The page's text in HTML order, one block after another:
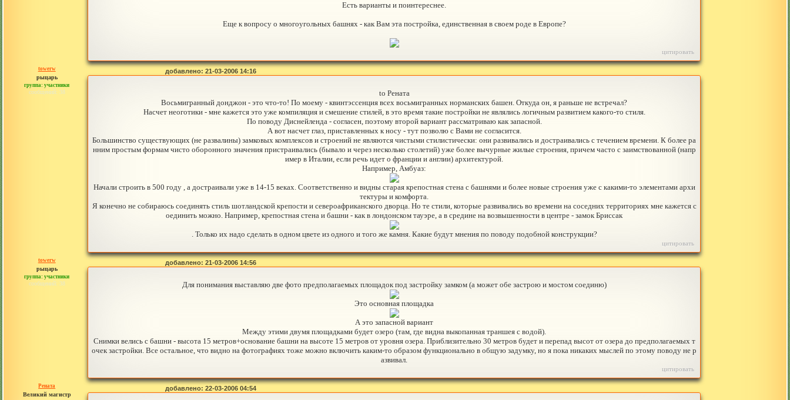
Есть варианты и поинтереснее.
Еще к вопросу о многоугольных башнях - как Вам эта постройка, единственная в своем роде в Европе?
цитировать
towerw
рыцарь
группа: участники
сообщений: 38
добавлено: 21-03-2006 14:16
to Рената
Восьмигранный донджон - это что-то! По моему - квинтэссенция всех восьмигранных норманских башен. Откуда он, я раньше не встречал?
Насчет неоготики - мне кажется это уже компиляция и смешение стилей, в это время такие постройки не являлись логичным развитием какого-то стиля.
По поводу Диснейленда - согласен, поэтому второй вариант рассматриваю как запасной.
А вот насчет глаз, приставленных к носу - тут позволю с Вами не согласится.
Большинство существующих (не развалины) замковых комплексов и строений не являются чистыми стилистически: они развивались и достраивались с течением времени. К более ра
нним простым формам чисто оборонного значения пристраивались (бывало и через несколько столетий) уже более вычурные жилые строения, причем часто с заимствованной (напр
имер в Италии, если речь идет о франции и англии) архитектурой.
Например, Амбуаз:
Начали строить в 500 году , а достраивали уже в 14-15 веках. Соответственно и видны старая крепостная стена с башнями и более новые строения уже с какими-то элементами архи
тектуры и комфорта.
Я конечно не собираюсь соединять стиль шотландской крепости и североафриканского дворца. Но те стили, которые развивались во времени на соседних территориях мне кажется с
оединить можно. Например, крепостная стена и башни - как в лондонском тауэре, а в средине на возвышенности в центре - замок Бриссак
. Только их надо сделать в одном цвете из одного и того же камня. Какие будут мнения по поводу подобной конструкции?
цитировать
towerw
рыцарь
группа: участники
сообщений: 38
добавлено: 21-03-2006 14:56
Для понимания выставляю две фото предполагаемых площадок под застройку замком (а может обе застрою и мостом соединю)
Это основная площадка
А это запасной вариант
Между этими двумя площадками будет озеро (там, где видна выкопанная траншея с водой).
Снимки велись с башни - высота 15 метров+основание башни на высоте 15 метров от уровня озера. Приблизительно 30 метров будет и перепад высот от озера до предполагаемых т
очек застройки. Все остальное, что видно на фотографиях тоже можно включить каким-то образом функционально в общую задумку, но я пока никаких мыслей по этому поводу не р
азвивал.
цитировать
Рената
Великий магистр
добавлено: 22-03-2006 04:54